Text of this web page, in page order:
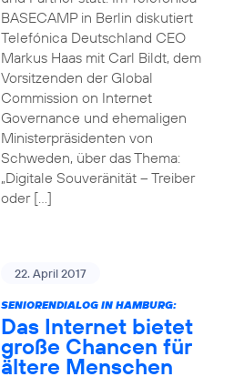
BASECAMP in Berlin diskutiert
Telefónica Deutschland CEO
Markus Haas mit Carl Bildt, dem
Vorsitzenden der Global
Commission on Internet
Governance und ehemaligen
Ministerpräsidenten von
Schweden, über das Thema:
„Digitale Souveränität – Treiber
oder […]
22. April 2017
SENIORENDIALOG IN HAMBURG:
Das Internet bietet
große Chancen für
ältere Menschen